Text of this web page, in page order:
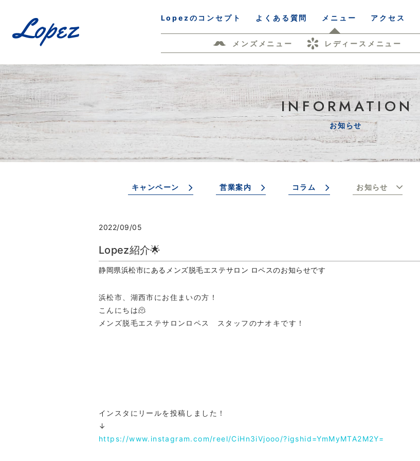
Lopezのコンセプト よくある質問 メニュー
メンズメニュー レディースメニュー
アクセス
INFORMATION
お知らせ
キャンペーン 営業案内 コラム お知らせ
2022/09/05
Lopez紹介🌟
静岡県浜松市にあるメンズ脱毛エステサロン ロペスのお知らせです
浜松市、湖西市にお住まいの方！
こんにちは🫠
メンズ脱毛エステサロンロペス スタッフのナオキです！
インスタにリールを投稿しました！
↓
https://www.instagram.com/reel/CiHn3iVjooo/?igshid=YmMyMTA2M2Y=